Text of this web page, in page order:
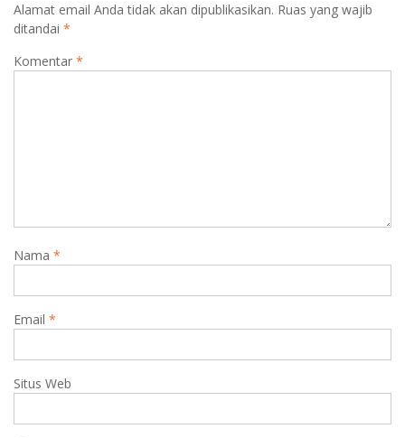
Alamat email Anda tidak akan dipublikasikan. Ruas yang wajib
ditandai *
Komentar *
Nama *
Email *
Situs Web